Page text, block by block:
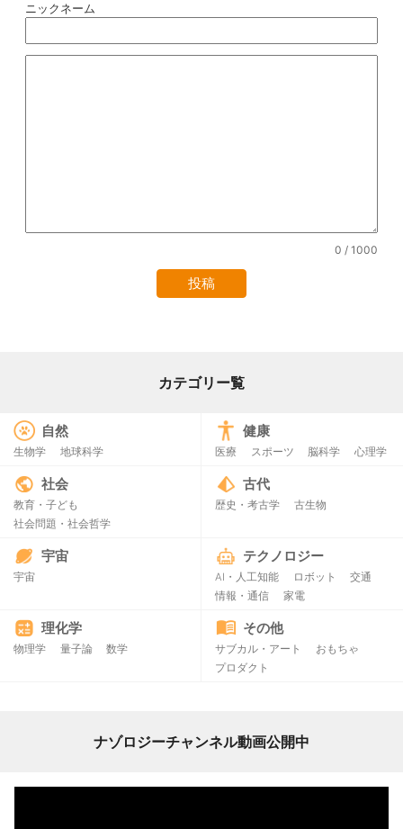
ニックネーム
0 / 1000
カテゴリー覧
自然
生物学 地球科学
健康
医療 スポーツ 脳科学 心理学
社会
教育・子ども
社会問題・社会哲学
古代
歴史・考古学 古生物
宇宙
宇宙
テクノロジー
AI・人工知能 ロボット
交通
情報・通信
家電
理化学
物理学 量子論 数学
その他
サブカル・アート
おもちゃ
プロダクト
ナゾロジーチャンネル動画公開中